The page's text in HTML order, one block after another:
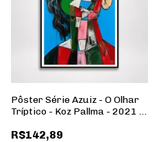
Pôster Série Azuiz - O Olhar
Tríptico - Koz Pallma - 2021 -
Moldura
R$142,89